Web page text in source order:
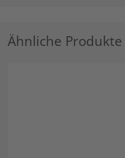
Ähnliche Produkte